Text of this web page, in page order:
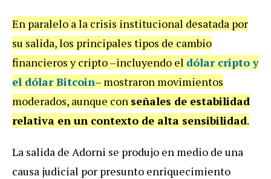
En paralelo a la crisis institucional desatada por
su salida, los principales tipos de cambio
financieros y cripto –incluyendo el dólar cripto y
el dólar Bitcoin– mostraron movimientos
moderados, aunque con señales de estabilidad
relativa en un contexto de alta sensibilidad.
La salida de Adorni se produjo en medio de una
causa judicial por presunto enriquecimiento